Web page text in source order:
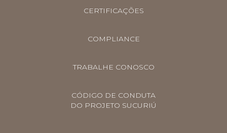
CERTIFICAÇÕES
COMPLIANCE
TRABALHE CONOSCO
CÓDIGO DE CONDUTA
DO PROJETO SUCURIÚ